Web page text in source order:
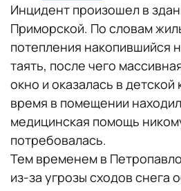
Инцидент произошел в
Приморской. По словам
потепления накопившийся
таять, после чего
окно и оказалась в детской
время в помещении
медицинская помощь
потребовалась.
Тем временем в
из-за угрозы сходов снега